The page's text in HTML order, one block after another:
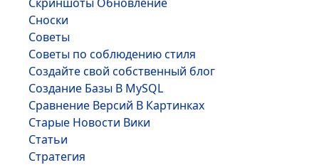
Сноски
Советы
Советы по соблюдению стиля
Создайте свой собственный блог
Создание Базы В MySQL
Сравнение Версий В Картинках
Старые Новости Вики
Статьи
Стратегия